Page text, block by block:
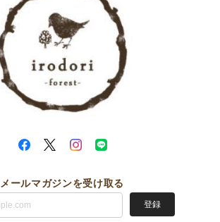
メールマガジンを受け取る
登録